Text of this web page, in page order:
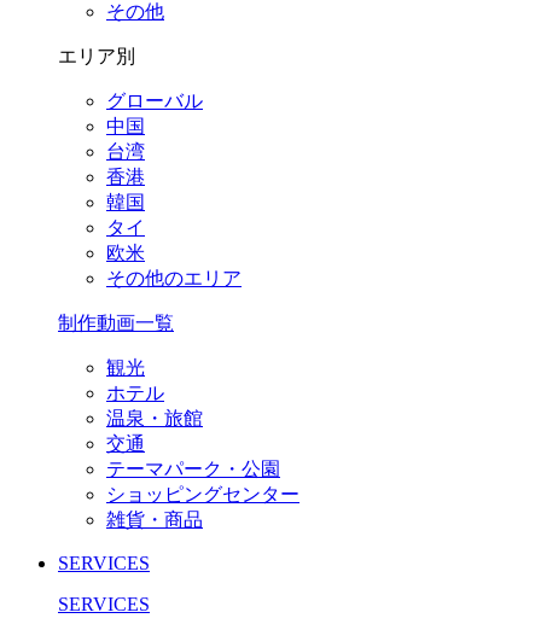
その他
エリア別
グローバル
中国
台湾
香港
韓国
タイ
欧米
その他のエリア
制作動画一覧
観光
ホテル
温泉・旅館
交通
テーマパーク・公園
ショッピングセンター
雑貨・商品
SERVICES
SERVICES